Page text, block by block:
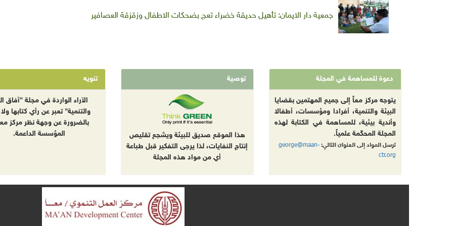
جمعية دار الايمان: تأهيل حديقة خضراء تعج بضحكات الاطفال وزقزقة العصافير
دعوة للمساهمة في المجلة
يتوجه مركز معاً إلى جميع المهتمين بقضايا
البيئة والتنمية، أفرادا ومؤسسات، أطفالا
وأندية بيئية، للمساهمة في الكتابة لهذه
المجلة المحكّمة علمياً.
ترسل المواد إلى العنوان التالي:george@maan-
ctr.org
توصية
هذا الموقع صديق للبيئة ويشجع تقليص
إنتاج النفايات، لذا يرجى التفكير قبل طباعة
أي من مواد هذه المجلة
تنويه
الآراء الواردة في مجلة "آفاق
والتنمية" تعبر عن رأي كتابها ولا
بالضرورة عن وجهة نظر مركز
المؤسسة الداعمة.